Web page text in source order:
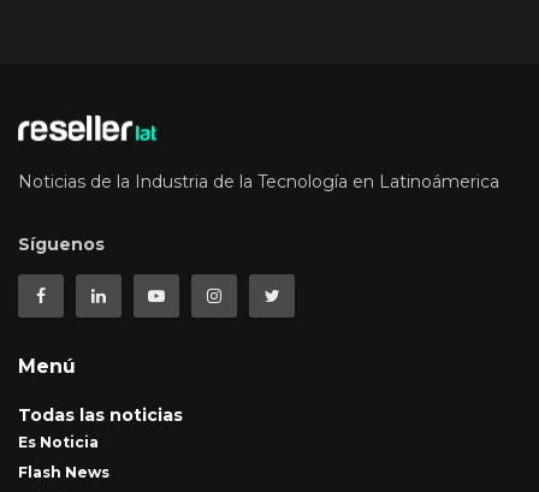
Noticias de la Industria de la Tecnología en Latinoámerica
Síguenos
Menú
Todas las noticias
Es Noticia
Flash News